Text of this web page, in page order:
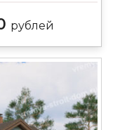
рублей